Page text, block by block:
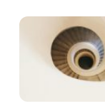
om
en disku...